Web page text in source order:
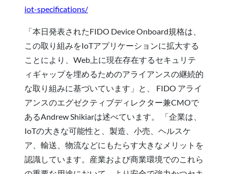
iot-specifications/
「本日発表されたFIDO Device Onboard規格は、
この取り組みをIoTアプリケーションに拡大する
ことにより、Web上に現在存在するセキュリテ
ィギャップを埋めるためのアライアンスの継続的
な取り組みに基づいています」と、 FIDO アライ
アンスのエグゼクティブディレクター兼CMOで
あるAndrew Shikiarは述べています。 「企業は、
IoTの大きな可能性と、製造、小売、ヘルスケ
ア、輸送、物流などにもたらす大きなメリットを
認識しています。産業および商業環境でのこれら